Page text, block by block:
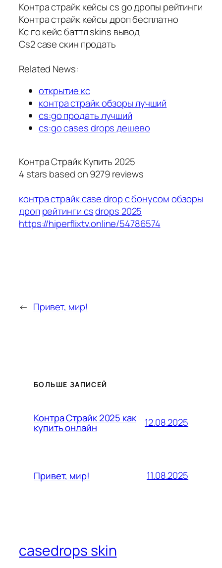
Контра страйк кейсы cs go дропы рейтинги
Контра страйк кейсы дроп бесплатно
Кс го кейс баттл skins вывод
Cs2 case скин продать
Related News:
открытие кс
контра страйк обзоры лучший
cs:go продать лучший
cs:go cases drops дешево
Контра Страйк Купить 2025
4 stars based on9279reviews
контра страйк case drop с бонусомобзоры
дроп рейтинги csdrops 2025
https://hiperflixtv.online/54786574
← Привет, мир!
БОЛЬШЕ ЗАПИСЕЙ
Контра Страйк 2025 как
купить онлайн 12.08.2025
Привет, мир! 11.08.2025
casedrops skin